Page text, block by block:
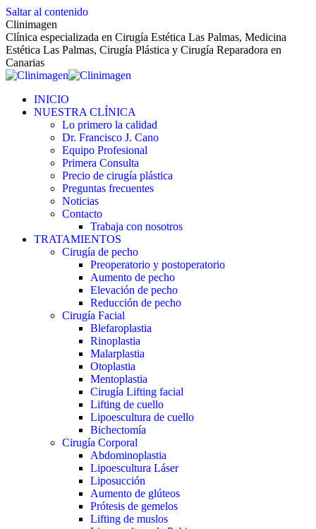
Saltar al contenido
Clinimagen
Clínica especializada en Cirugía Estética Las Palmas, Medicina
Estética Las Palmas, Cirugía Plástica y Cirugía Reparadora en
Canarias
INICIO
NUESTRA CLÍNICA
Lo primero la calidad
Dr. Francisco J. Cano
Equipo Profesional
Primera Consulta
Precio de cirugía plástica
Preguntas frecuentes
Noticias
Contacto
Trabaja con nosotros
TRATAMIENTOS
Cirugía de pecho
Preoperatorio y postoperatorio
Aumento de pecho
Elevación de pecho
Reducción de pecho
Cirugía Facial
Blefaroplastia
Rinoplastia
Malarplastia
Otoplastia
Mentoplastia
Cirugía Lifting facial
Lifting de cuello
Lipoescultura de cuello
Bichectomía
Cirugía Corporal
Abdominoplastia
Lipoescultura Láser
Liposucción
Aumento de glúteos
Prótesis de gemelos
Lifting de muslos